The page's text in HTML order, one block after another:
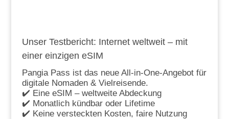
Unser Testbericht: Internet weltweit – mit
einer einzigen eSIM
Pangia Pass ist das neue All-in-One-Angebot für
digitale Nomaden & Vielreisende.
✔️ Eine eSIM – weltweite Abdeckung
✔️ Monatlich kündbar oder Lifetime
✔️ Keine versteckten Kosten, faire Nutzung